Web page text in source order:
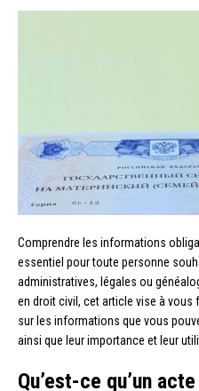
Comprendre les informations
essentiel pour toute personne
administratives, légales ou
en droit civil, cet article vise à
sur les informations que vous
ainsi que leur importance et leur
Qu’est-ce qu’un